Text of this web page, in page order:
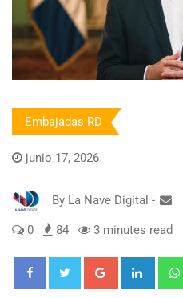
Embajadas RD
junio 17, 2026
By La Nave Digital -
0 84 3 minutes read
Google+